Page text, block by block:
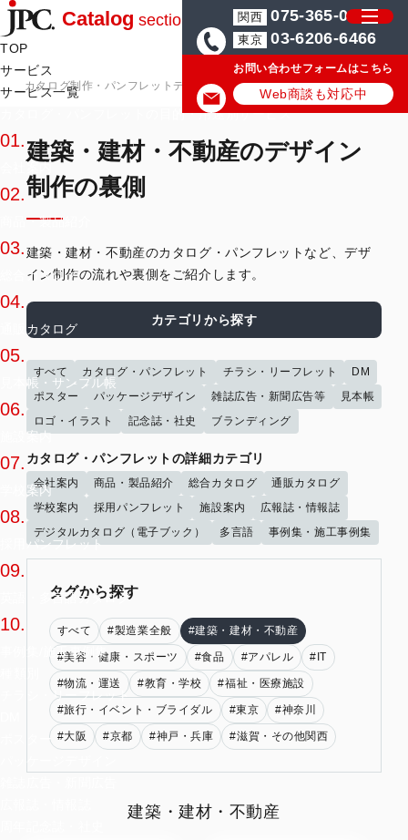
Catalog section
TOP
サービス
サービス一覧
カタログ・パンフレットの目的・用途別サービス
01.
02.
商品・製品紹介
03.
総合カタログ
04.
通販カタログ
05.
見本帳・サンプル帳
06.
施設案内
07.
学校案内
08.
採用パンフレット
09.
英語・多言語カタログ
10.
事例集/施工事例集
チラシ・リーフレット
ポスター
関西 075-365-0571
東京 03-6206-6466
お問い合わせフォームはこちら
Web商談も対応中
カタログ制作・パンフレットデザイン会社はJPC カタログ・パンフレ
建築・建材・不動産のデザイン
制作の裏側
建築・建材・不動産のカタログ・パンフレットなど、デザ
イン制作の流れや裏側をご紹介します。
カテゴリから探す
すべて カタログ・パンフレット チラシ・リーフレット
DM
ポスター
パッケージデザイン 雑誌広告・新聞広告等
見本帳
ロゴ・イラスト
記念誌・社史 ブランディング
カタログ・パンフレットの詳細カテゴリ
会社案内 商品・製品紹介 総合カタログ
通販カタログ
学校案内
採用パンフレット 施設案内
広報誌・情報誌
デジタルカタログ（電子ブック）
多言語 事例集・施工事例集
タグから探す
すべて #製造業全般 #建築・建材・不動産
#美容・健康・スポーツ #食品 #アパレル #IT
#物流・運送 #教育・学校 #福祉・医療施設
#旅行・イベント・ブライダル #東京 #神奈川
#大阪 #京都 #神戸・兵庫 #滋賀・その他関西
建築・建材・不動産